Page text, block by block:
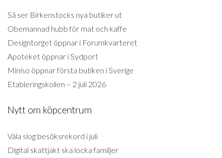
Så ser Birkenstocks nya butiker ut
Obemannad hubb för mat och kaffe
Designtorget öppnar i Forumkvarteret
Apoteket öppnar i Sydport
Miniso öppnar första butiken i Sverige
Etableringskollen – 2 juli 2026
Nytt om köpcentrum
Väla slog besöksrekord i juli
Digital skattjakt ska locka familjer